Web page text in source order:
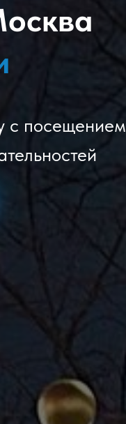
с посещением